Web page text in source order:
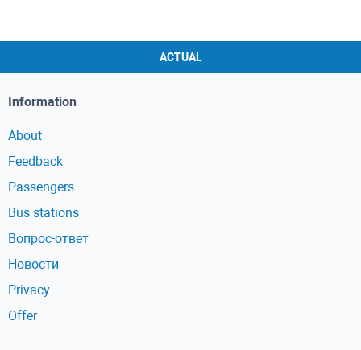
ACTUAL
Information
About
Feedback
Passengers
Bus stations
Вопрос-ответ
Новости
Privacy
Offer